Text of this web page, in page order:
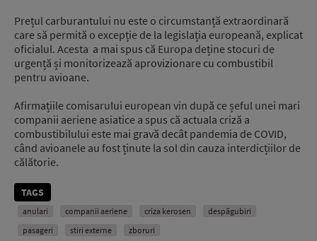
Prețul carburantului nu este o circumstanță extraordinară
care să permită o excepție de la legislația europeană, explicat
oficialul. Acesta a mai spus că Europa deține stocuri de
urgență și monitorizează aprovizionare cu combustibil
pentru avioane.
Afirmațiile comisarului european vin după ce șeful unei mari
companii aeriene asiatice a spus că actuala criză a
combustibilului este mai gravă decât pandemia de COVID,
când avioanele au fost ținute la sol din cauza interdicțiilor de
călătorie.
TAGS
anulari companii aeriene criza kerosen
despăgubiri
pasageri
stiri externe zboruri